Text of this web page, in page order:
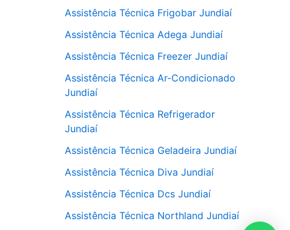
Assistência Técnica Frigobar Jundiaí
Assistência Técnica Adega Jundiaí
Assistência Técnica Freezer Jundiaí
Assistência Técnica Ar-Condicionado
Jundiaí
Assistência Técnica Refrigerador
Jundiaí
Assistência Técnica Geladeira Jundiaí
Assistência Técnica Diva Jundiaí
Assistência Técnica Dcs Jundiaí
Assistência Técnica Northland Jundiaí